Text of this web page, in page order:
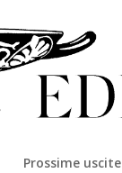
Prossime uscite